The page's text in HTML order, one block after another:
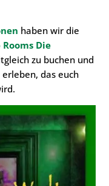
haben wir die
Rooms Die
zu buchen und
das euch